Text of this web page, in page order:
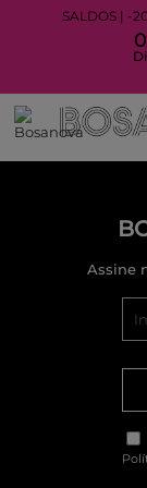
SALDOS | -
Assine